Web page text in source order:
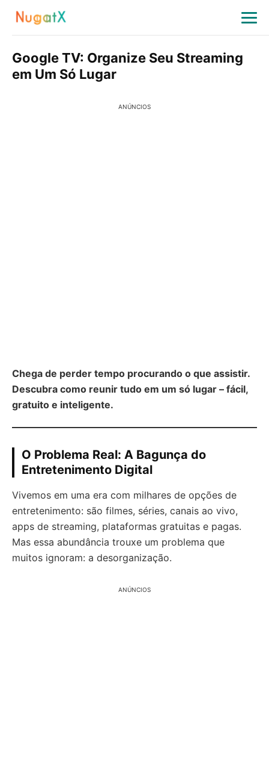
Google TV: Organize Seu Streaming
em Um Só Lugar
ANÚNCIOS
Chega de perder tempo procurando o que assistir.
Descubra como reunir tudo em um só lugar – fácil,
gratuito e inteligente.
O Problema Real: A Bagunça do
Entretenimento Digital
Vivemos em uma era com milhares de opções de
entretenimento: são filmes, séries, canais ao vivo,
apps de streaming, plataformas gratuitas e pagas.
Mas essa abundância trouxe um problema que
muitos ignoram: a desorganização.
ANÚNCIOS